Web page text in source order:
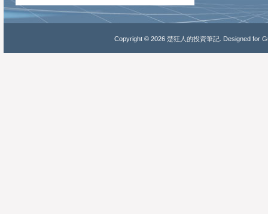
Copyright © 2026 楚狂人的投資筆記. Designed for